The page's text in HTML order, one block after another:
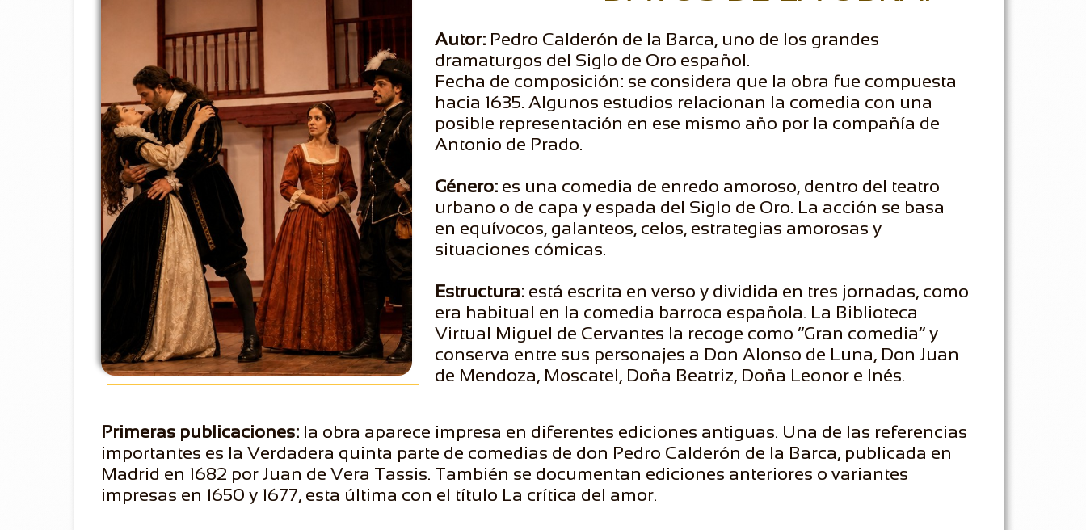
Primeras publicaciones: la obra aparece impresa en diferentes ediciones antiguas. Una de las referencias
importantes es la Verdadera quinta parte de comedias de don Pedro Calderón de la Barca, publicada en
Madrid en 1682 por Juan de Vera Tassis. También se documentan ediciones anteriores o variantes
impresas en 1650 y 1677, esta última con el título La crítica del amor.
Autor: Pedro Calderón de la Barca, uno de los grandes
dramaturgos del Siglo de Oro español.
Fecha de composición: se considera que la obra fue compuesta
hacia 1635. Algunos estudios relacionan la comedia con una
posible representación en ese mismo año por la compañía de
Antonio de Prado.
Género: es una comedia de enredo amoroso, dentro del teatro
urbano o de capa y espada del Siglo de Oro. La acción se basa
en equívocos, galanteos, celos, estrategias amorosas y
situaciones cómicas.
Estructura: está escrita en verso y dividida en tres jornadas, como
era habitual en la comedia barroca española. La Biblioteca
Virtual Miguel de Cervantes la recoge como “Gran comedia” y
conserva entre sus personajes a Don Alonso de Luna, Don Juan
de Mendoza, Moscatel, Doña Beatriz, Doña Leonor e Inés.